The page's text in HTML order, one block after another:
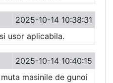
2025-10-14 10:38:31
usor aplicabila.
2025-10-14 10:40:15
masinile de gunoi